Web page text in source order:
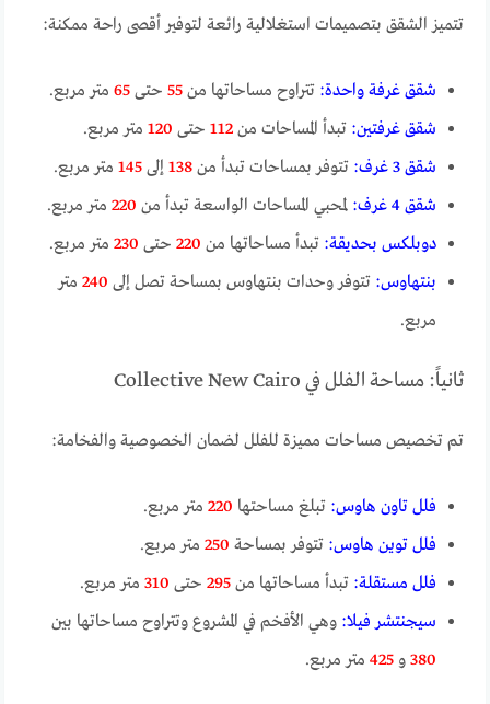
تتميز الشقق بتصميمات استغلالية رائعة لتوفير أقصى راحة ممكنة:
شقق غرفة واحدة: تتراوح مساحاتها من55 حتى65 متر مربع.
شقق غرفتين: تبدأ المساحات من112 حتى 120 متر مربع.
شقق 3 غرف:
تتوفر بمساحات تبدأ من138 إلى145 متر مربع.
شقق 4 غرف:
لمحبي المساحات الواسعة تبدأ من 220 متر مربع.
دوبلكس بحديقة: تبدأ مساحاتها من 220 حتى 230 متر مربع.
بنتهاوس: تتوفر وحدات بنتهاوس بمساحة تصل إلى 240 متر
مربع.
ثانياً: مساحة الفلل في Collective New Cairo
تم تخصيص مساحات مميزة للفلل لضمان الخصوصية والفخامة:
فلل تاون هاوس: تبلغ مساحتها 220 متر مربع.
فلل توين هاوس: تتوفر بمساحة 250 متر مربع.
فلل مستقلة: تبدأ مساحاتها من295 حتى 310 متر مربع.
سيجنتشر فيلا: وهي الأفخم في المشروع وتتراوح مساحاتها بين
380 و425 متر مربع.